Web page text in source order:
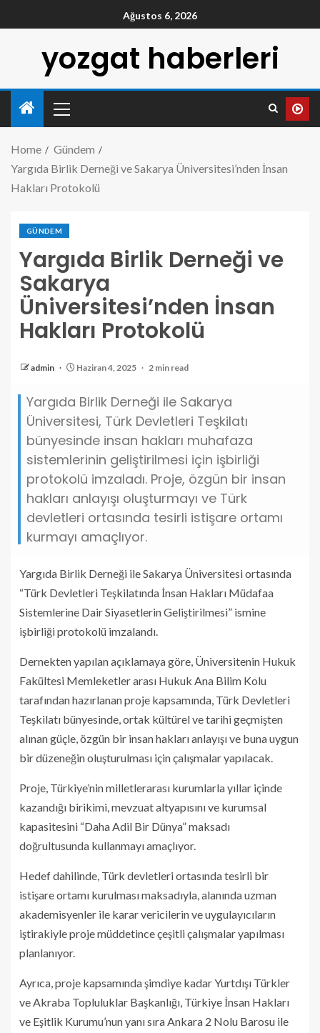
Ağustos 6, 2026
yozgat haberleri
Home
Gündem
Yargıda Birlik Derneği ve Sakarya Üniversitesi’nden İnsan
Hakları Protokolü
GÜNDEM
Yargıda Birlik Derneği ve
Sakarya
Üniversitesi’nden İnsan
Hakları Protokolü
admin Haziran 4, 2025 2 min read
Yargıda Birlik Derneği ile Sakarya
Üniversitesi, Türk Devletleri Teşkilatı
bünyesinde insan hakları muhafaza
sistemlerinin geliştirilmesi için işbirliği
protokolü imzaladı. Proje, özgün bir insan
hakları anlayışı oluşturmayı ve Türk
devletleri ortasında tesirli istişare ortamı
kurmayı amaçlıyor.
Yargıda Birlik Derneği ile Sakarya Üniversitesi ortasında
“Türk Devletleri Teşkilatında İnsan Hakları Müdafaa
Sistemlerine Dair Siyasetlerin Geliştirilmesi” ismine
işbirliği protokolü imzalandı.
Dernekten yapılan açıklamaya göre, Üniversitenin Hukuk
Fakültesi Memleketler arası Hukuk Ana Bilim Kolu
tarafından hazırlanan proje kapsamında, Türk Devletleri
Teşkilatı bünyesinde, ortak kültürel ve tarihi geçmişten
alınan güçle, özgün bir insan hakları anlayışı ve buna uygun
bir düzeneğin oluşturulması için çalışmalar yapılacak.
Proje, Türkiye’nin milletlerarası kurumlarla yıllar içinde
kazandığı birikimi, mevzuat altyapısını ve kurumsal
kapasitesini “Daha Adil Bir Dünya” maksadı
doğrultusunda kullanmayı amaçlıyor.
Hedef dahilinde, Türk devletleri ortasında tesirli bir
istişare ortamı kurulması maksadıyla, alanında uzman
akademisyenler ile karar vericilerin ve uygulayıcıların
iştirakiyle proje müddetince çeşitli çalışmalar yapılması
planlanıyor.
Ayrıca, proje kapsamında şimdiye kadar Yurtdışı Türkler
ve Akraba Topluluklar Başkanlığı, Türkiye İnsan Hakları
ve Eşitlik Kurumu’nun yanı sıra Ankara 2 Nolu Barosu ile